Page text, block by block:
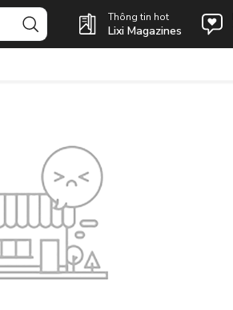
Thông tin hot
Lixi Magazines